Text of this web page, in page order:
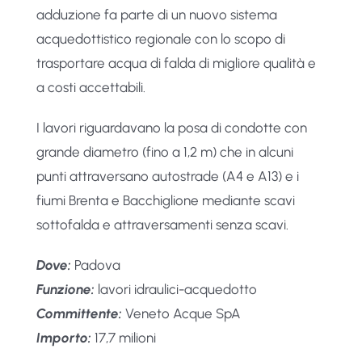
adduzione fa parte di un nuovo sistema
acquedottistico regionale con lo scopo di
trasportare acqua di falda di migliore qualità e
a costi accettabili.
I lavori riguardavano la posa di condotte con
grande diametro (fino a 1,2 m) che in alcuni
punti attraversano autostrade (A4 e A13) e i
fiumi Brenta e Bacchiglione mediante scavi
sottofalda e attraversamenti senza scavi.
Dove: Padova
Funzione: lavori idraulici-acquedotto
Committente: Veneto Acque SpA
Importo: 17,7 milioni